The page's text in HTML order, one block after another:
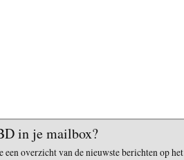
in je mailbox?
een overzicht van de nieuwste berichten op het